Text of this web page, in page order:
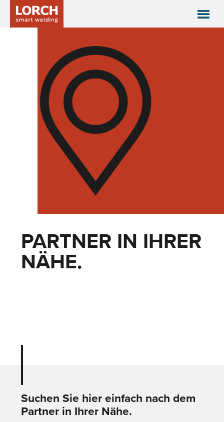
PARTNER IN IHRER
NÄHE.
Suchen Sie hier einfach nach dem
Partner in Ihrer Nähe.